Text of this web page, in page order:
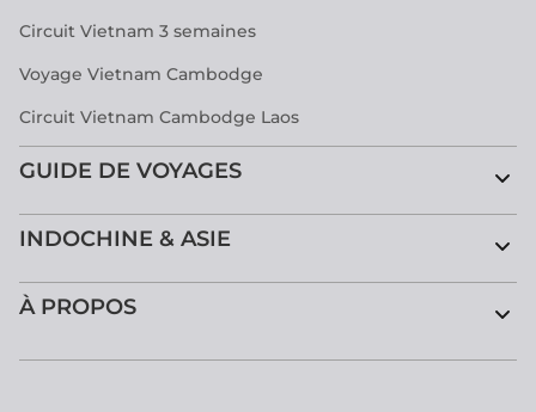
Circuit Vietnam 3 semaines
Voyage Vietnam Cambodge
Circuit Vietnam Cambodge Laos
GUIDE DE VOYAGES
INDOCHINE & ASIE
À PROPOS